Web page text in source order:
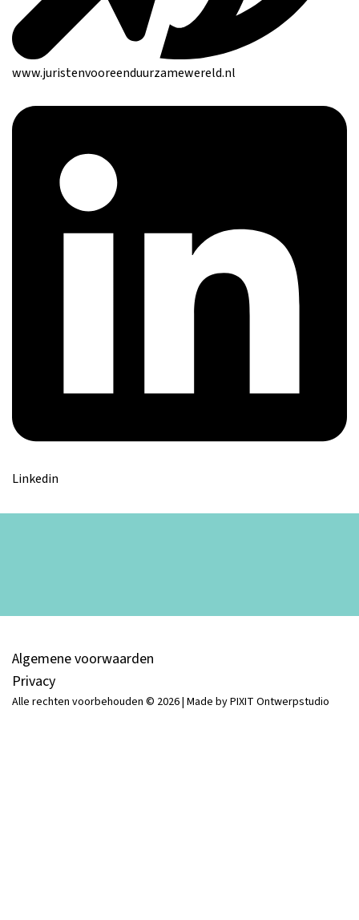
www.juristenvooreenduurzamewereld.nl
Linkedin
Algemene voorwaarden
Privacy
Alle rechten voorbehouden © 2026 | Made by PIXIT Ontwerpstudio